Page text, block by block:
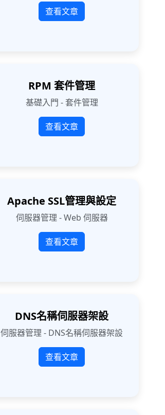
查看文章
RPM 套件管理
基礎入門 - 套件管理
查看文章
Apache SSL管理與設定
伺服器管理 - Web 伺服器
查看文章
DNS名稱伺服器架設
伺服器管理 - DNS名稱伺服器架設
查看文章